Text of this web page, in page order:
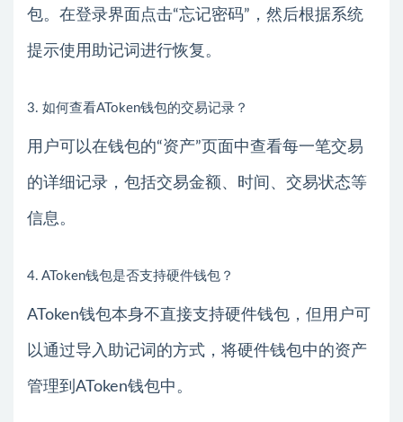
包。在登录界面点击“忘记密码”，然后根据系统
提示使用助记词进行恢复。
3. 如何查看AToken钱包的交易记录？
用户可以在钱包的“资产”页面中查看每一笔交易
的详细记录，包括交易金额、时间、交易状态等
信息。
4. AToken钱包是否支持硬件钱包？
AToken钱包本身不直接支持硬件钱包，但用户可
以通过导入助记词的方式，将硬件钱包中的资产
管理到AToken钱包中。